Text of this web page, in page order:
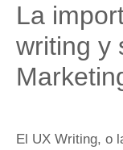
La
writing y
El UX Writing, o